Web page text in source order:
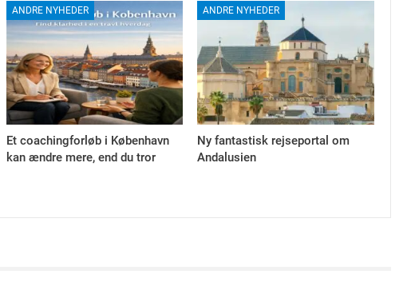
ANDRE NYHEDER
Et coachingforløb i København
kan ændre mere, end du tror
ANDRE NYHEDER
Ny fantastisk rejseportal om
Andalusien